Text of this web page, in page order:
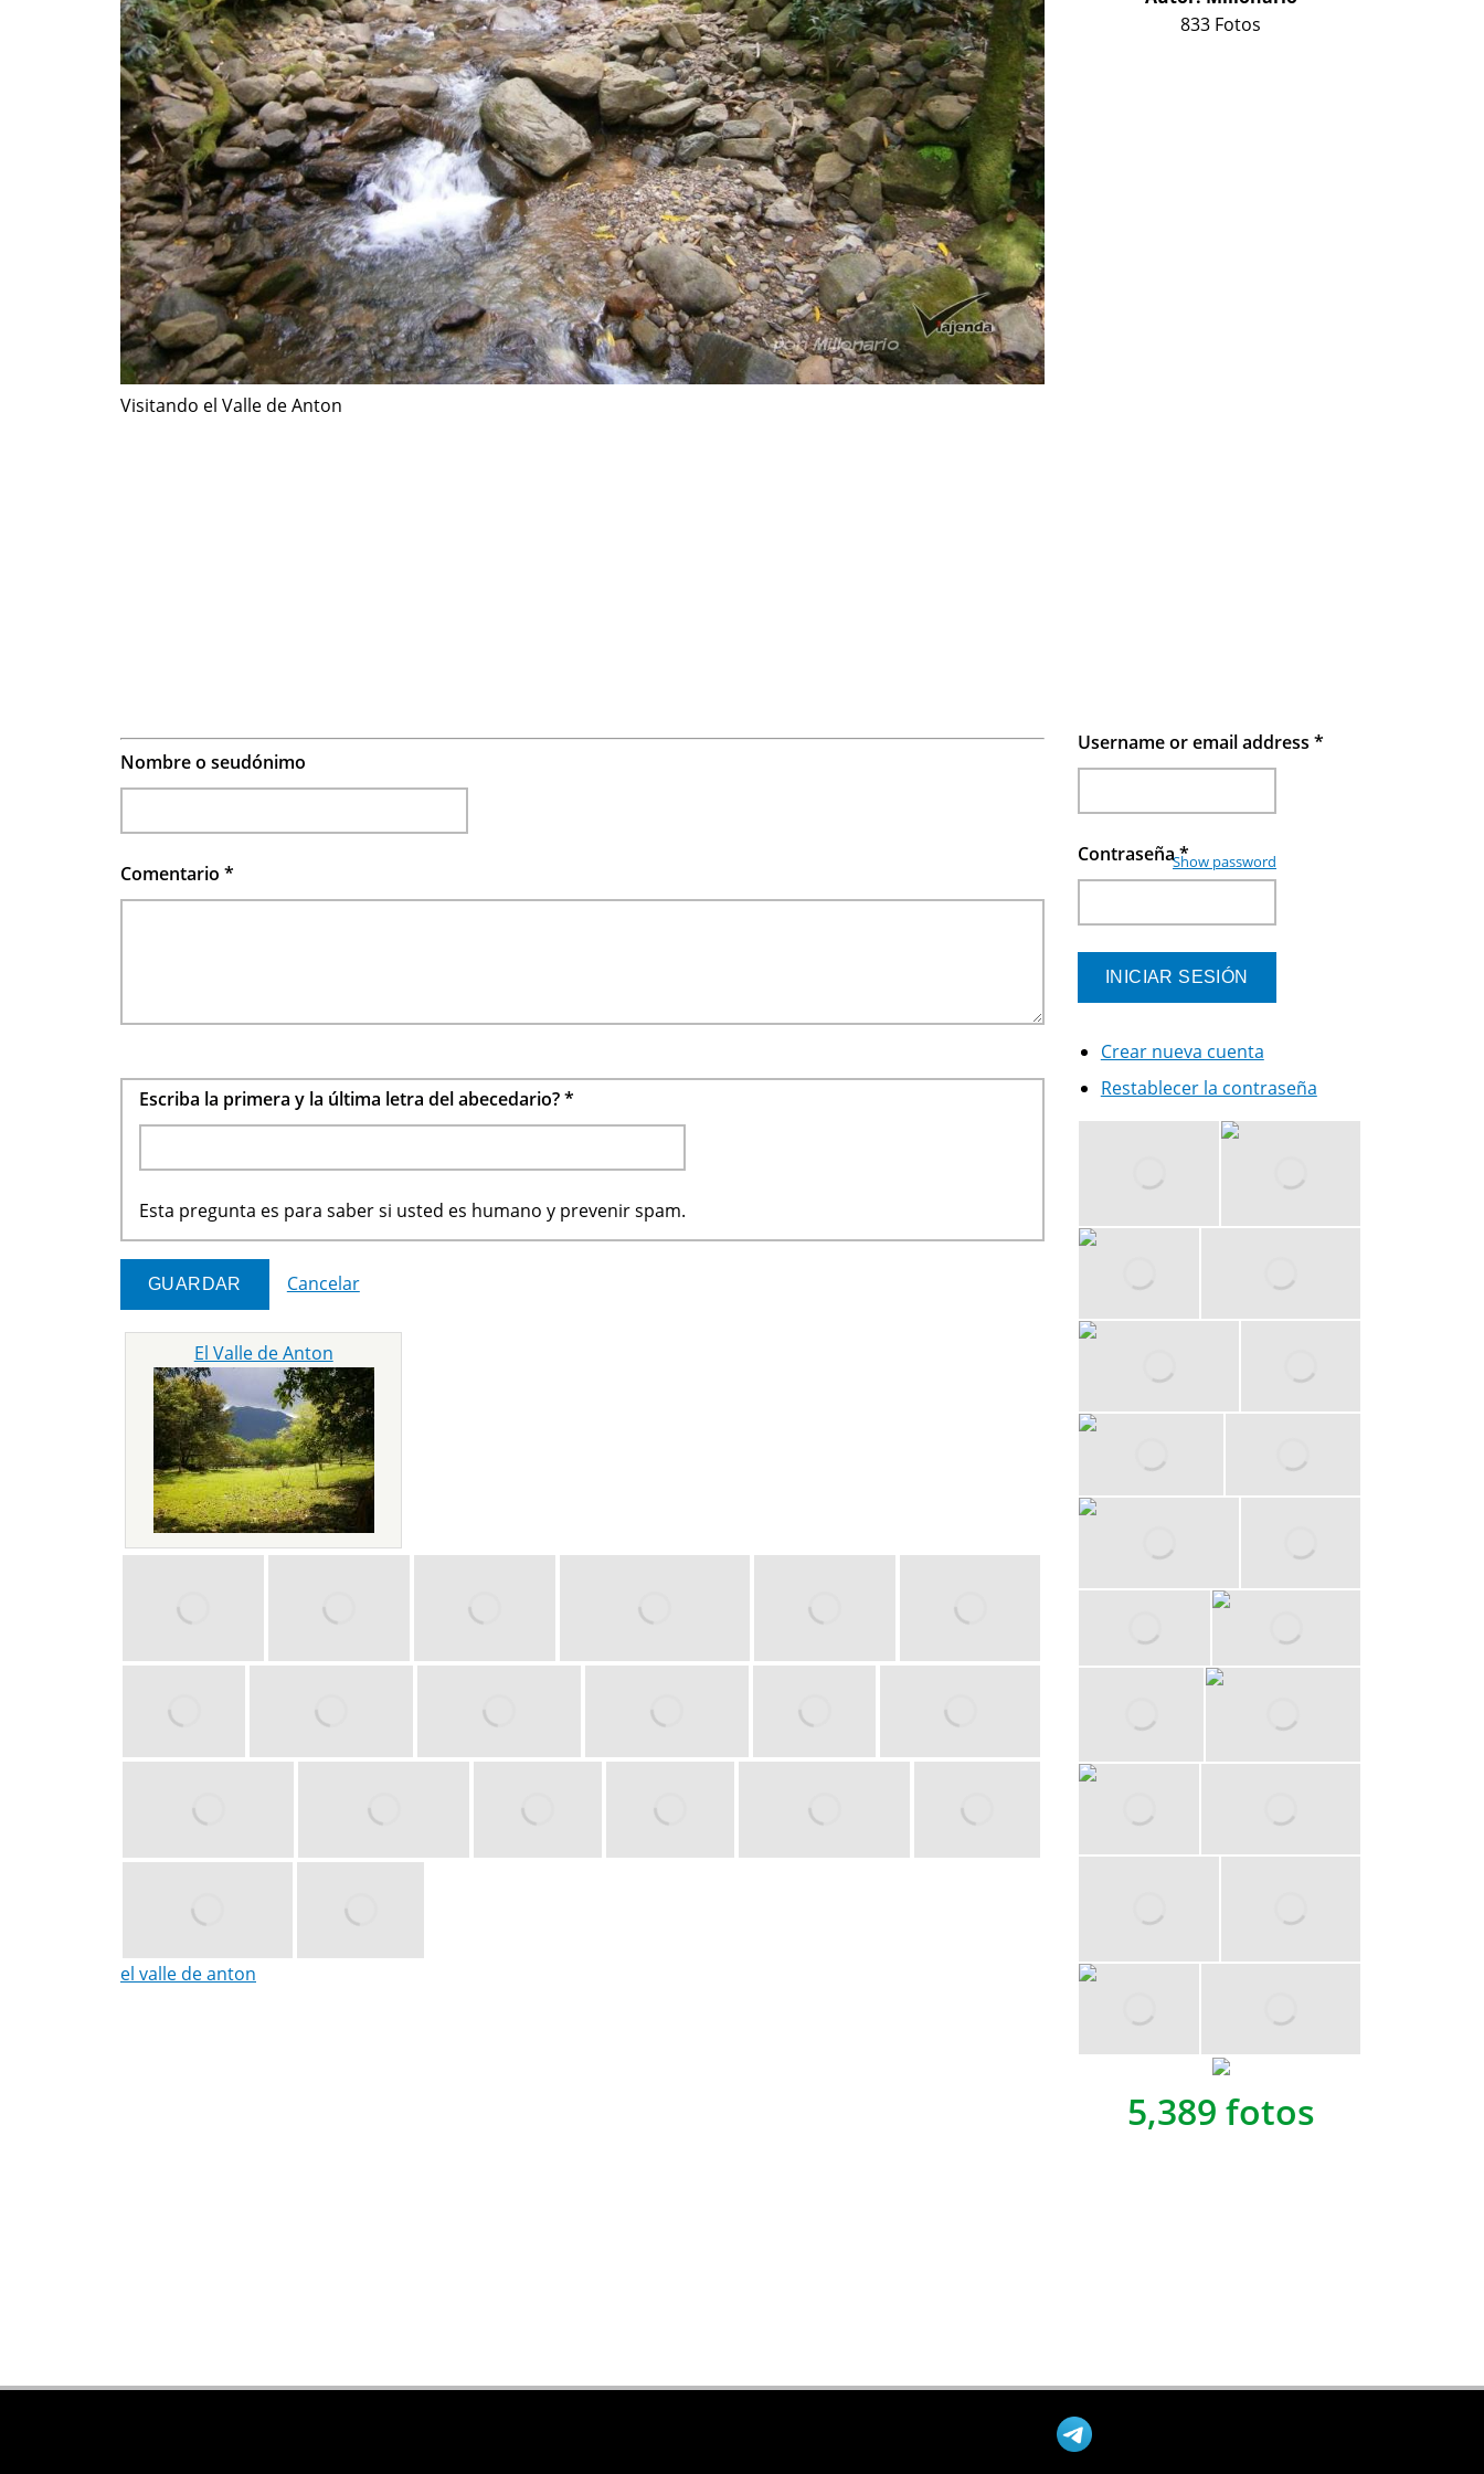
Visitando el Valle de Anton
833 Fotos
Nombre o seudónimo
Comentario *
Escriba la primera y la última letra del abecedario?*
Esta pregunta es para saber si usted es humano y prevenir spam.
Cancelar
El Valle de Anton
el valle de anton
Username or email address *
Contraseña*
Show password
Crear nueva cuenta
Restablecer la contraseña
5,389 fotos